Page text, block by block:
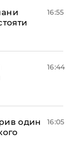
16:55
16:44
один
16:05